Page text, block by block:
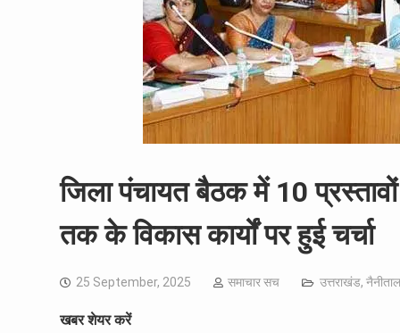
जिला पंचायत बैठक में 10
तक के विकास कार्यों पर हुई चर्चा
25 September, 2025 समाचार सच उत्तराखंड, नैनीताल
खबर शेयर करें